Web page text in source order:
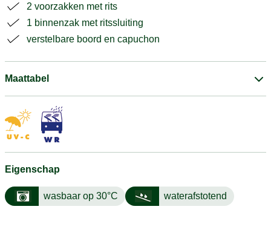
2 voorzakken met rits
1 binnenzak met ritssluiting
verstelbare boord en capuchon
Maattabel
Eigenschap
wasbaar op 30°C waterafstotend